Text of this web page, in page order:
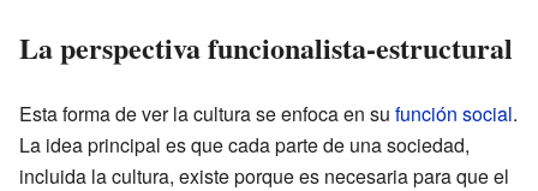
La perspectiva funcionalista-estructural
Esta forma de ver la cultura se enfoca en su función social.
La idea principal es que cada parte de una sociedad,
incluida la cultura, existe porque es necesaria para que el